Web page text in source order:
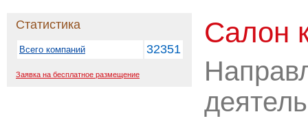
Статистика
Всего компаний 32351
Заявка на бесплатное размещение
Салон